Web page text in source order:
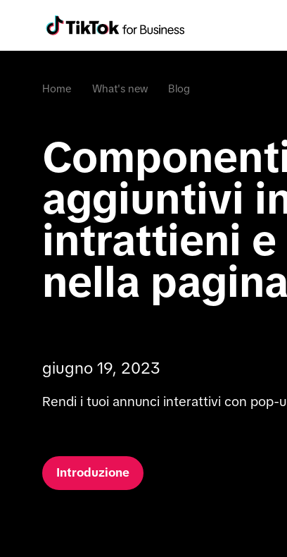
Home What's new Blog
aggiuntivi
intrattieni
nella
giugno 19, 2023
Rendi i tuoi annunci interattivi con pop-
Introduzione